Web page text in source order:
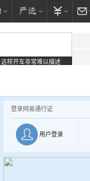
这样开车非常难以描述
登录网易通行证
用户登录